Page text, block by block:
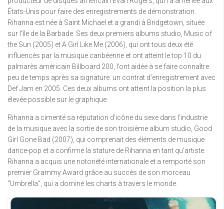
États-Unis pour faire des enregistrements de démonstration.
Rihanna est née à Saint Michael et a grandi à Bridgetown, située
sur l’île de la Barbade. Ses deux premiers albums studio, Music of
the Sun (2005) et A Girl Like Me (2006), qui ont tous deux été
influencés par la musique caribéenne et ont atteint le top 10 du
palmarès américain Billboard 200, l’ont aidée à se faire connaître
peu de temps après sa signature. un contrat d’enregistrement avec
Def Jam en 2005. Ces deux albums ont atteint la position la plus
élevée possible sur le graphique.
Rihanna a cimenté sa réputation d’icône du sexe dans l’industrie
de la musique avec la sortie de son troisième album studio, Good
Girl Gone Bad (2007), qui comprenait des éléments de musique
dance-pop et a confirmé la stature de Rihanna en tant qu’artiste.
Rihanna a acquis une notoriété internationale et a remporté son
premier Grammy Award grâce au succès de son morceau
“Umbrella”, qui a dominé les charts à travers le monde.